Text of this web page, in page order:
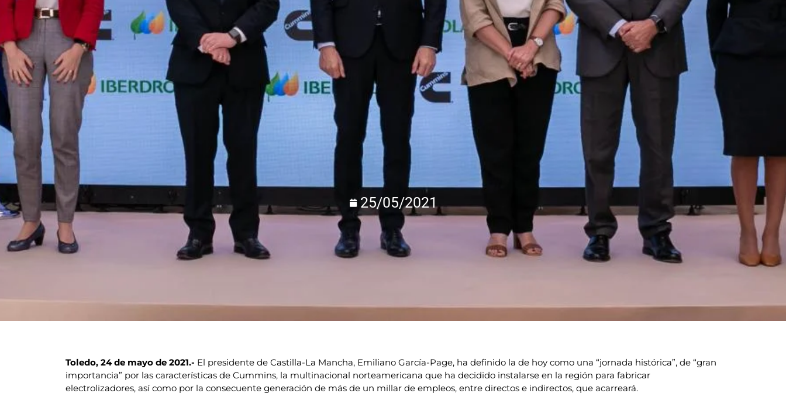
25/05/2021
Toledo, 24 de mayo de 2021.- El presidente de Castilla-La Mancha, Emiliano García-Page, ha definido la de hoy como una “jornada histórica”, de “gran
importancia” por las características de Cummins, la multinacional norteamericana que ha decidido instalarse en la región para fabricar
electrolizadores, así como por la consecuente generación de más de un millar de empleos, entre directos e indirectos, que acarreará.